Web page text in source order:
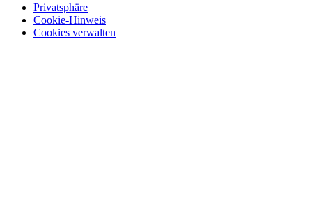
Privatsphäre
Cookie-Hinweis
Cookies verwalten